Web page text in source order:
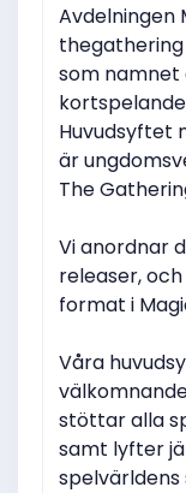
Avdelningen
som namnet
Huvudsyftet
är
The
Vi anordnar
releaser,
format i
Våra
stöttar alla
samt lyfter